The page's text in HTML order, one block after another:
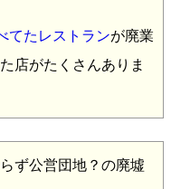
てたレストランが廃業
店がたくさんありま
ず公営団地？の廃墟